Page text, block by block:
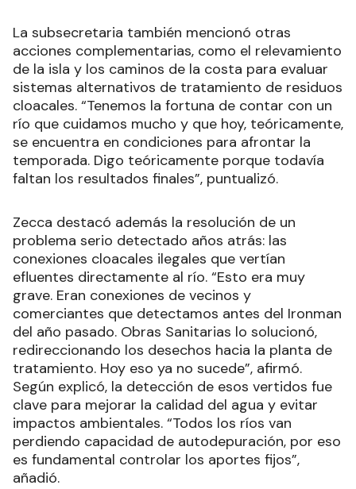
La subsecretaria también mencionó otras
acciones complementarias, como el relevamiento
de la isla y los caminos de la costa para evaluar
sistemas alternativos de tratamiento de residuos
cloacales. “Tenemos la fortuna de contar con un
río que cuidamos mucho y que hoy, teóricamente,
se encuentra en condiciones para afrontar la
temporada. Digo teóricamente porque todavía
faltan los resultados finales”, puntualizó.
Zecca destacó además la resolución de un
problema serio detectado años atrás: las
conexiones cloacales ilegales que vertían
efluentes directamente al río. “Esto era muy
grave. Eran conexiones de vecinos y
comerciantes que detectamos antes del Ironman
del año pasado. Obras Sanitarias lo solucionó,
redireccionando los desechos hacia la planta de
tratamiento. Hoy eso ya no sucede”, afirmó.
Según explicó, la detección de esos vertidos fue
clave para mejorar la calidad del agua y evitar
impactos ambientales. “Todos los ríos van
perdiendo capacidad de autodepuración, por eso
es fundamental controlar los aportes fijos”,
añadió.